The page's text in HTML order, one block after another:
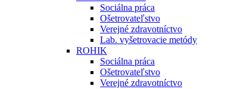
Sociálna práca
Ošetrovateľstvo
Verejné zdravotníctvo
Lab. vyšetrovacie metódy
ROHIK
Sociálna práca
Ošetrovateľstvo
Verejné zdravotníctvo